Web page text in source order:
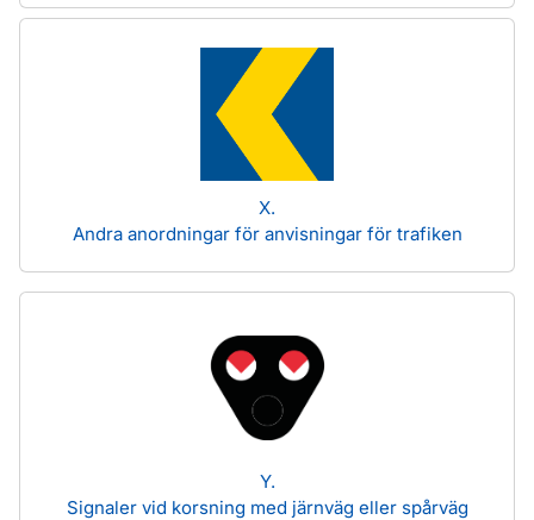
X.
Andra anordningar för anvisningar för trafiken
Y.
Signaler vid korsning med järnväg eller spårväg